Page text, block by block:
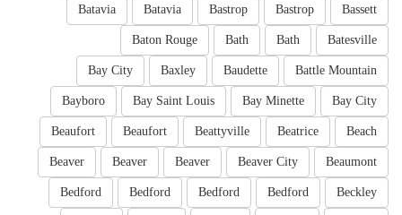
Bassett
Bastrop
Bastrop
Batavia
Batavia
Batesville
Bath
Bath
Baton Rouge
Battle Mountain
Baudette
Baxley
Bay City
Bay City
Bay Minette
Bay Saint Louis
Bayboro
Beach
Beatrice
Beattyville
Beaufort
Beaufort
Beaumont
Beaver City
Beaver
Beaver
Beaver
Beckley
Bedford
Bedford
Bedford
Bedford